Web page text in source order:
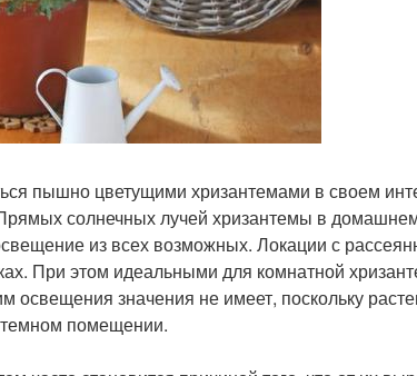
пышно цветущими хризантемами в своем
солнечных лучей хризантемы в
из всех возможных. Локации с
При этом идеальными для комнатной
значения не имеет, поскольку
темном помещении.